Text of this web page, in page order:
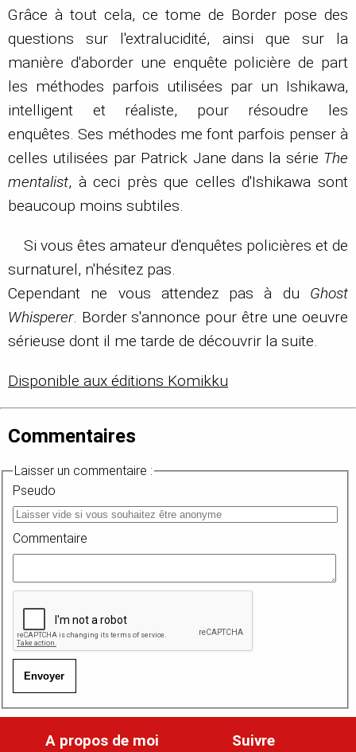
Grâce à tout cela, ce tome de Border pose des
questions sur l'extralucidité, ainsi que sur la
manière d'aborder une enquête policière de part
les méthodes parfois utilisées par un Ishikawa,
intelligent et réaliste, pour résoudre les
enquêtes. Ses méthodes me font parfois penser à
celles utilisées par Patrick Jane dans la série The
mentalist, à ceci près que celles d'Ishikawa sont
beaucoup moins subtiles.
Si vous êtes amateur d'enquêtes policières et de
surnaturel, n'hésitez pas.
Cependant ne vous attendez pas à du Ghost
Whisperer. Border s'annonce pour être une oeuvre
sérieuse dont il me tarde de découvrir la suite.
Disponible aux éditions Komikku
Commentaires
Laisser un commentaire :
Pseudo
Commentaire
Envoyer
A propos de moi Suivre